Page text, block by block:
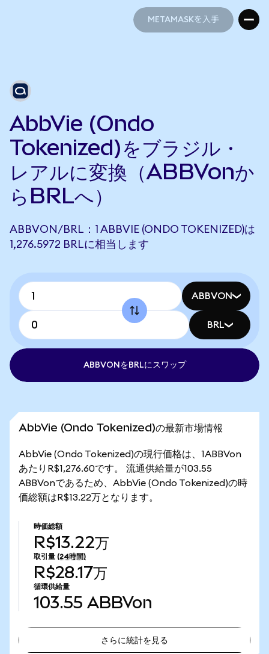
METAMASKを入手
AbbVie (Ondo
Tokenized)をブラジル・
レアルに変換（ABBVonか
らBRLへ）
ABBVON/BRL：1 ABBVIE (ONDO TOKENIZED)は
1,276.5972 BRLに相当します
ABBVON
BRL
ABBVONをBRLにスワップ
AbbVie (Ondo Tokenized)の最新市場情報
AbbVie (Ondo Tokenized)の現行価格は、1ABBVon
あたりR$1,276.60です。 流通供給量が103.55
ABBVonであるため、AbbVie (Ondo Tokenized)の時
価総額はR$13.22万となります。
時価総額
R$13.22万
取引量 (24時間)
R$28.17万
循環供給量
103.55 ABBVon
さらに統計を見る